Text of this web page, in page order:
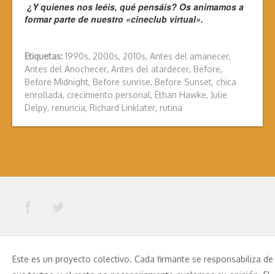
¿Y quienes nos leéis, qué pensáis? Os animamos a
formar parte de nuestro «cineclub virtual».
Etiquetas: 1990s, 2000s, 2010s, Antes del amanecer,
Antes del Anochecer, Antes del atardecer, Before,
Before Midnight, Before sunrise, Before Sunset, chica
enrollada, crecimiento personal, Ethan Hawke, Julie
Delpy, renuncia, Richard Linklater, rutina
Este es un proyecto colectivo. Cada firmante se responsabiliza de